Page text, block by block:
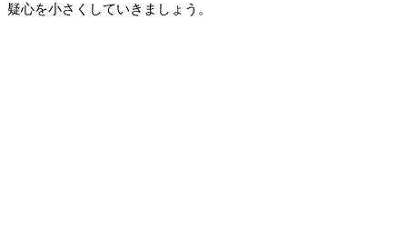
疑心を小さくしていきましょう。